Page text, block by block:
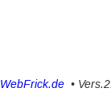
WebFrick.de
•